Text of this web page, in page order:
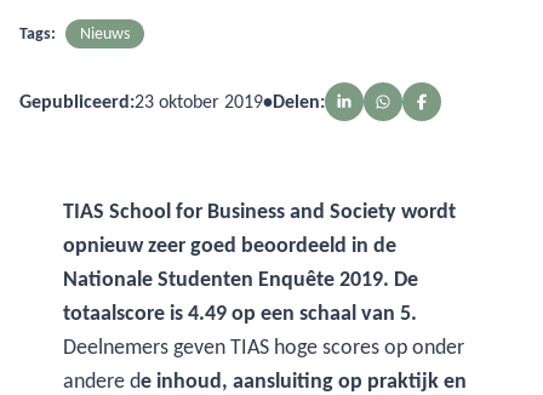
Tags: Nieuws
Gepubliceerd:23 oktober 2019•Delen:
TIAS School for Business and Society wordt
opnieuw zeer goed beoordeeld in de
Nationale Studenten Enquête 2019. De
totaalscore is 4.49 op een schaal van 5.
Deelnemers geven TIAS hoge scores op onder
andere de inhoud, aansluiting op praktijk en